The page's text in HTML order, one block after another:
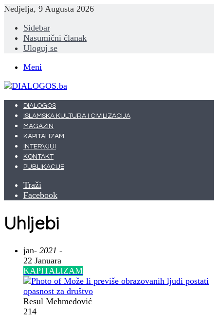
Nedjelja, 9 Augusta 2026
Sidebar
Nasumični članak
Uloguj se
Meni
DIALOGOS
ISLAMSKA KULTURA I CIVILIZACIJA
MAGAZIN
KAPITALIZAM
INTERVJUI
KONTAKT
PUBLIKACIJE
Traži
Facebook
Uhljebi
jan- 2021 -
22 Januara
KAPITALIZAM
Resul Mehmedović
214